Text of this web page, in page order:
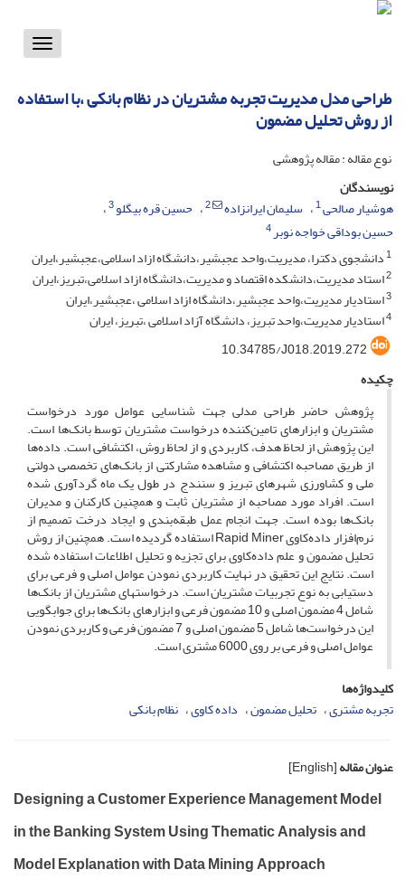
Toggle
طراحی مدل مدیریت تجربه مشتریان در نظام بانکی ،با استفاده
از روش تحلیل مضمون
نوع مقاله : مقاله پژوهشی
نویسندگان
هوشیار صالحی1 سلیمان ایرانزاده 2 حسین قره بیگلو3
حسین بوداقی خواجه نوبر4
1دانشجوی دکترا، مدیریت،واحد عجبشیر،دانشگاه ازاد اسلامی،عجبشیر،ایران
2استاد مدیریت،دانشکده اقتصاد و مدیریت،دانشگاه ازاد اسلامی،تبریز،ایران
3استادیار مدیریت،واحد عجبشیر،دانشگاه ازاد اسلامی ،عجبشیر،ایران
4استادیار مدیریت،واحد تبریز، دانشگاه آزاد اسلامی ،تبریز، ایران
10.34785/J018.2019.272
چکیده
پژوهش حاضر طراحی مدلی جهت شناسایی عوامل مورد درخواست
مشتریان و ابزارهای تامین‌کننده درخواست مشتریان توسط بانک‌ها است.
این پژوهش از لحاظ هدف، کاربردی و از لحاظ روش، اکتشافی است. داده‌ها
از طریق مصاحبه اکتشافی و مشاهده مشارکتی از بانک‌های تخصصی دولتی
ملی و کشاورزی شهرهای تبریز و سنندج در طول یک ماه گردآوری شده
است. افراد مورد مصاحبه از مشتریان ثابت و همچنین کارکنان و مدیران
بانک‌ها بوده است. جهت انجام عمل طبقه‌بندی و ایجاد درخت تصمیم از
نرم‌افزار داده‌کاوی Rapid Miner استفاده گردیده است. همچنین از روش
تحلیل مضمون و علم داده‌کاوی برای تجزیه و تحلیل اطلاعات استفاده شده
است. نتایج این تحقیق در نهایت کاربردی نمودن عوامل اصلی و فرعی برای
دستیابی به نوع تجربیات مشتریان است. درخواستهای مشتریان از بانک‌ها
شامل 4 مضمون اصلی و 10 مضمون فرعی و ابزارهای بانک‌ها برای جوابگویی
این درخواست‌ها شامل 5 مضمون اصلی و 7 مضمون فرعی و کاربردی نمودن
عوامل اصلی و فرعی بر روی 6000 مشتری است.
کلیدواژه‌ها
تجربه مشتری تحلیل مضمون داده کاوی نظام بانکی
عنوان مقاله[English]
Designing a Customer Experience Management Model
in the Banking System Using Thematic Analysis and
Model Explanation with Data Mining Approach